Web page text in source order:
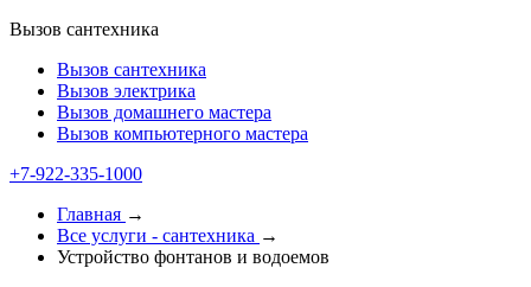
Вызов сантехника
Вызов сантехника
Вызов электрика
Вызов домашнего мастера
Вызов компьютерного мастера
+7-922-335-1000
Главная →
Все услуги - cантехника →
Устройство фонтанов и водоемов